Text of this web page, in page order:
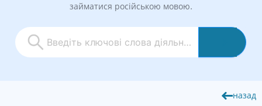
займатися російською мовою.
назад